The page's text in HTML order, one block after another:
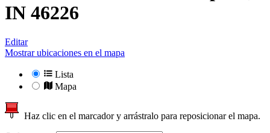
IN 46226
Editar
Mostrar ubicaciones en el mapa
Lista
Mapa
Haz clic en el marcador y arrástralo para reposicionar el mapa.